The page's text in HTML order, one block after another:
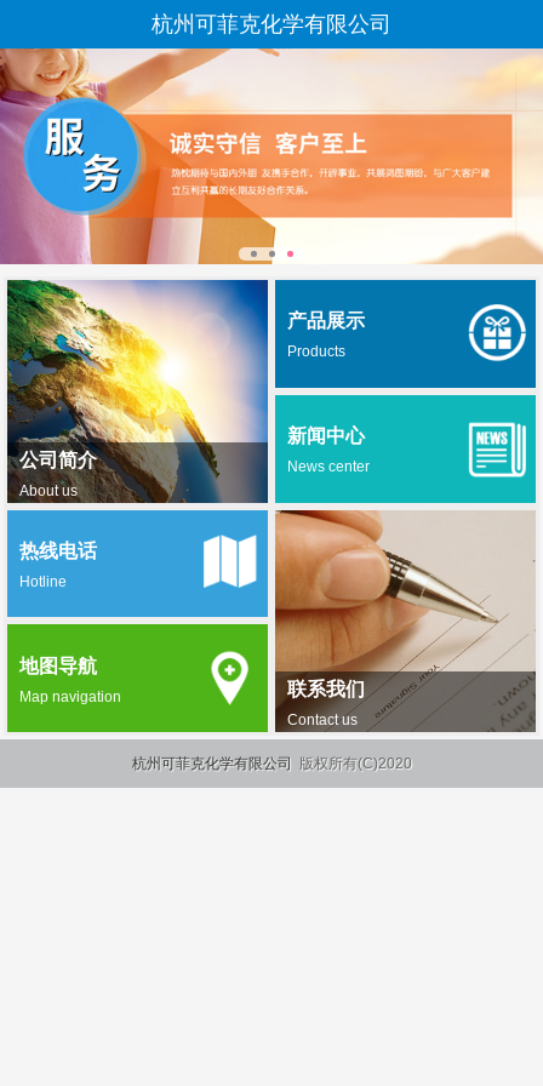
杭州可菲克化学有限公司
公司简介
About us
产品展示
Products
新闻中心
News center
联系我们
Contact us
热线电话
Hotline
地图导航
Map navigation
杭州可菲克化学有限公司 版权所有(C)2020